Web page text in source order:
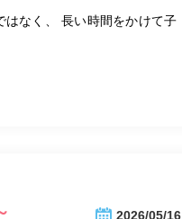
なく、 長い時間をかけて子
2026/05/16